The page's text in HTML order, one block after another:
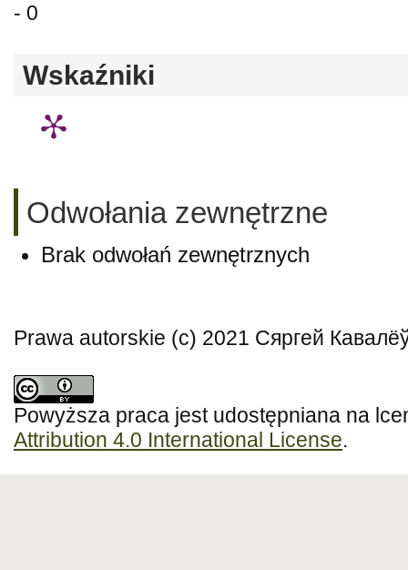
- 0
Wskaźniki
Odwołania zewnętrzne
Brak odwołań zewnętrznych
Prawa autorskie (c) 2021 Сяргей
Powyższa praca jest udostępniana na
Attribution 4.0 International License.